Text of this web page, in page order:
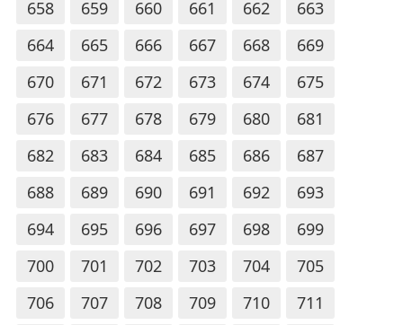
658
659 660 661 662
663
664
665 666 667 668
669
670
671 672 673 674
675
676
677 678 679 680
681
682
683 684 685 686
687
688
689 690 691 692
693
694
695 696 697 698
699
700
701 702 703 704
705
706
707 708 709 710
711